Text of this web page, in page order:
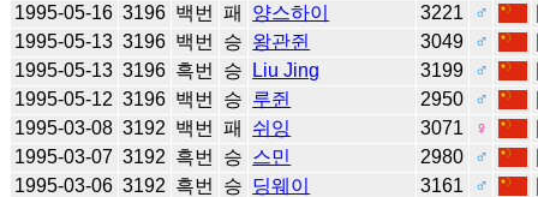
1995-05-16 3196 백번 패 양스하이 3221 ♂
1995-05-13 3196 백번 승 왕관쥔 3049 ♂
1995-05-13 3196 흑번 승 Liu Jing 3199 ♂
1995-05-12 3196 백번 승 루쥔 2950 ♂
1995-03-08 3192 백번 패 쉬잉 3071 ♀
1995-03-07 3192 흑번 승 스민 2980 ♂
1995-03-06 3192 흑번 승 딩웨이 3161 ♂